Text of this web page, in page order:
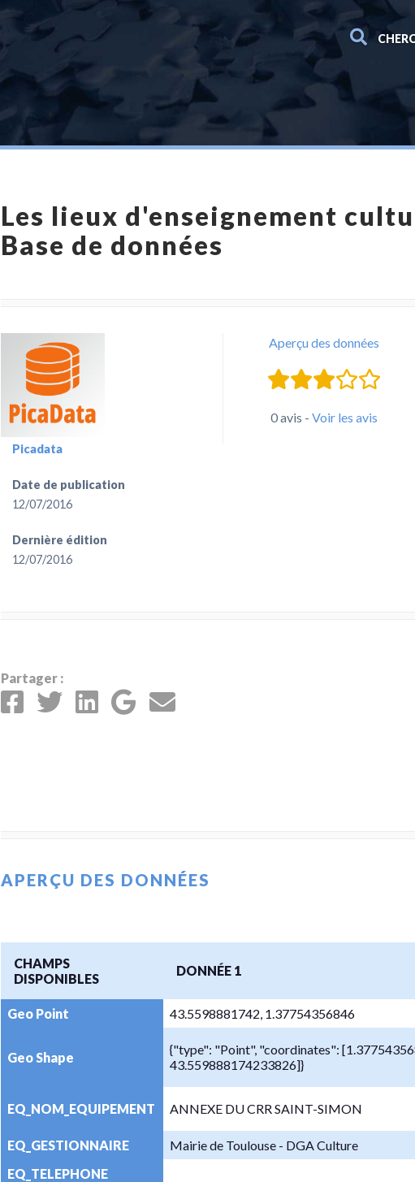
Les lieux d'enseignement
Base de données
Picadata
Date de publication
12/07/2016
Dernière édition
12/07/2016
Aperçu des données
0 avis - Voir les avis
Partager :
APERÇU DES DONNÉES
CHAMPS
DISPONIBLES
DONNÉE 1
Geo Point 43.5598881742, 1.37754356846
Geo Shape
{"type": "Point", "coordinates":
43.559888174233826]}
EQ_NOM_EQUIPEMENT ANNEXE DU CRR SAINT-SIMON
EQ_GESTIONNAIRE
Mairie de Toulouse - DGA Culture
EQ_TELEPHONE